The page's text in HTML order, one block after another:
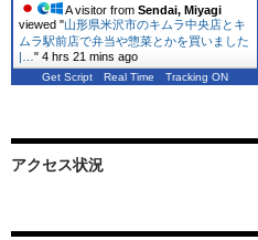
A visitor from Sendai, Miyagi
viewed "山形県米沢市のキムラ中央店とキ
ムラ駅前店で弁当や惣菜とかを買いました
" 4 hrs 21 mins ago
Get Script Real Time Tracking ON
アクセス状況